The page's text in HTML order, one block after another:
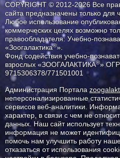
COPYRIGHT © 2012-2026 Все
сайта предназначены только для
Любое использование
коммерческих целях возможно
правообладателя: Учебно-
«Зоогалактика®».
Фонд содействия учебно-
взрослых «ЗООГАЛАКТИКА®»
9715306378/771501001
Администрация Портала
неперсонализированные
сервисов веб-аналитики.
характер, в связи с чем не
данных. Наш сайт использует
информация не может
помочь нам улучшить работу
отказаться от использования